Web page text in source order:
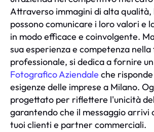
Attraverso immagini di alta qualità,
possono comunicare i loro valori e
in modo efficace e coinvolgente.
sua esperienza e competenza
professionale, si dedica a fornire un
Fotografico Aziendale che
esigenze delle imprese a Milano.
progettato per riflettere l'unicità
garantendo che il messaggio arrivi
tuoi clienti e partner commerciali.